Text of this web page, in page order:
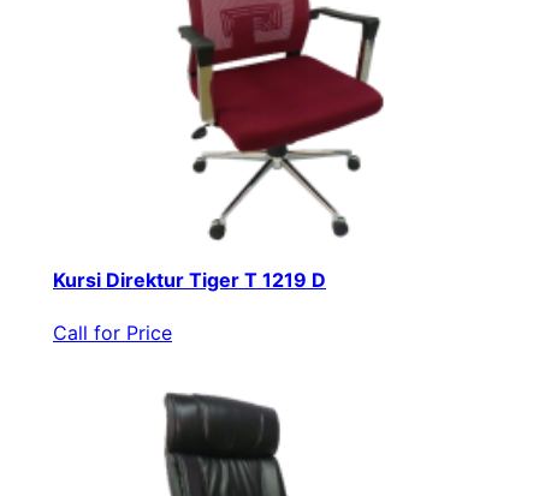
Kursi Direktur Tiger T 1219 D
Call for Price